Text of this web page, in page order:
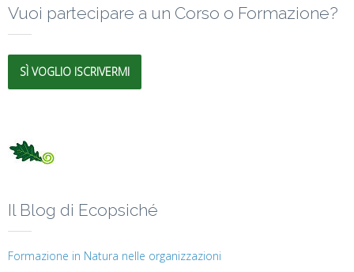
Vuoi partecipare a un Corso o Formazione?
SÌ VOGLIO ISCRIVERMI
Il Blog di Ecopsiché
Formazione in Natura nelle organizzazioni